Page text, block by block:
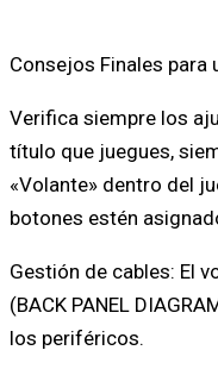
Consejos Finales para
Verifica siempre los
título que juegues,
«Volante» dentro del
botones estén
Gestión de cables: El
(BACK PANEL
los periféricos.